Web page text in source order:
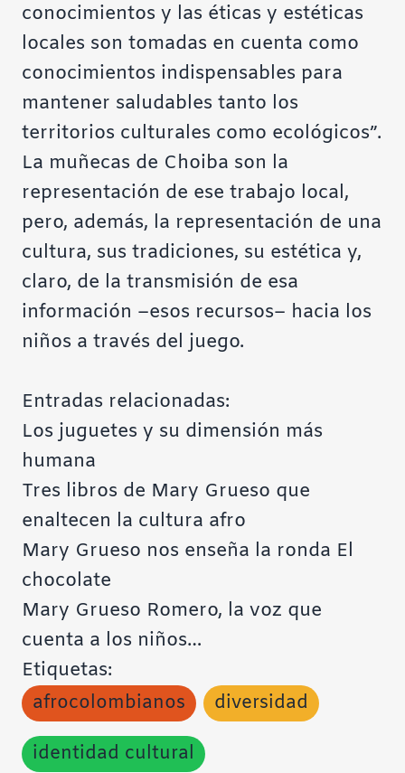
conocimientos y las éticas y estéticas
locales son tomadas en cuenta como
conocimientos indispensables para
mantener saludables tanto los
territorios culturales como ecológicos”.
La muñecas de Choiba son la
representación de ese trabajo local,
pero, además, la representación de una
cultura, sus tradiciones, su estética y,
claro, de la transmisión de esa
información –esos recursos– hacia los
niños a través del juego.
Entradas relacionadas:
Los juguetes y su dimensión más
humana
Tres libros de Mary Grueso que
enaltecen la cultura afro
Mary Grueso nos enseña la ronda El
chocolate
Mary Grueso Romero, la voz que
cuenta a los niños…
Etiquetas:
afrocolombianos
diversidad
identidad cultural